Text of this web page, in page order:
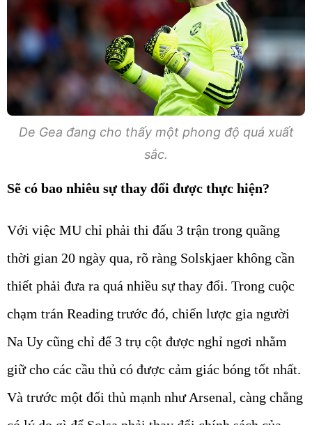
De Gea đang cho thấy một phong độ quá xuất
sắc.
Sẽ có bao nhiêu sự thay đổi được thực hiện?
Với việc MU chỉ phải thi đấu 3 trận trong quãng
thời gian 20 ngày qua, rõ ràng Solskjaer không cần
thiết phải đưa ra quá nhiều sự thay đổi. Trong cuộc
chạm trán Reading trước đó, chiến lược gia người
Na Uy cũng chỉ để 3 trụ cột được nghỉ ngơi nhằm
giữ cho các cầu thủ có được cảm giác bóng tốt nhất.
Và trước một đối thủ mạnh như Arsenal, càng chẳng